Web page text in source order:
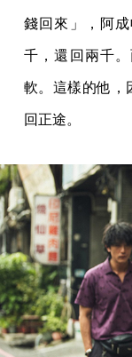
錢回來」，阿
千，還回兩千
軟。這樣的他，
回正途。